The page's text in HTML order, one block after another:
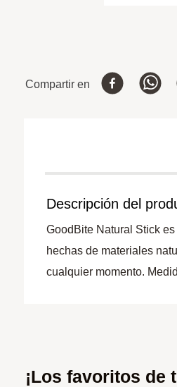
Compartir en
Descripción del
GoodBite Natural Stick
hechas de materiales
cualquier momento.
¡Los favoritos de